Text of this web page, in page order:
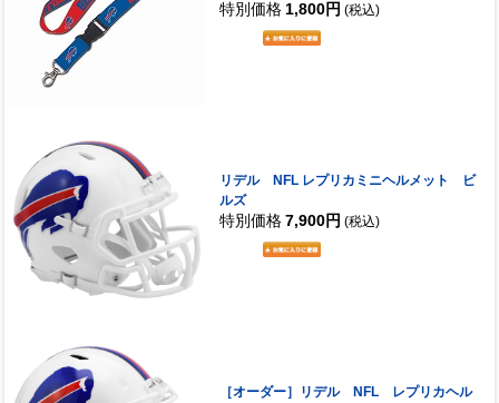
特別価格 1,800円 (税込)
リデル NFL レプリカミニヘルメット ビ
ルズ
特別価格 7,900円 (税込)
［オーダー］リデル NFL レプリカヘル